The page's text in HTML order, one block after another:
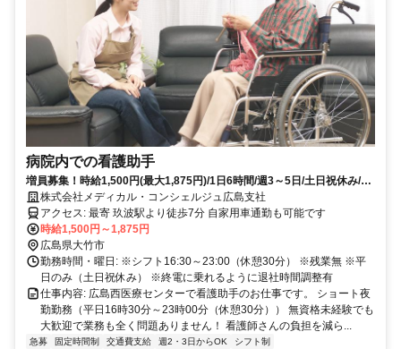
病院内での看護助手
増員募集！時給1,500円(最大1,875円)/1日6時間/週3～5日/土日祝休み/玖
波駅より徒歩7分
株式会社メディカル・コンシェルジュ広島支社
アクセス: 最寄 玖波駅より徒歩7分 自家用車通勤も可能です
時給1,500円～1,875円
広島県大竹市
勤務時間・曜日: ※シフト16:30～23:00（休憩30分） ※残業無 ※平
日のみ（土日祝休み） ※終電に乗れるように退社時間調整有
仕事内容: 広島西医療センターで看護助手のお仕事です。 ショート夜
勤勤務（平日16時30分～23時00分（休憩30分）） 無資格未経験でも
大歓迎で業務も全く問題ありません！ 看護師さんの負担を減ら...
急募 固定時間制 交通費支給 週2・3日からOK シフト制